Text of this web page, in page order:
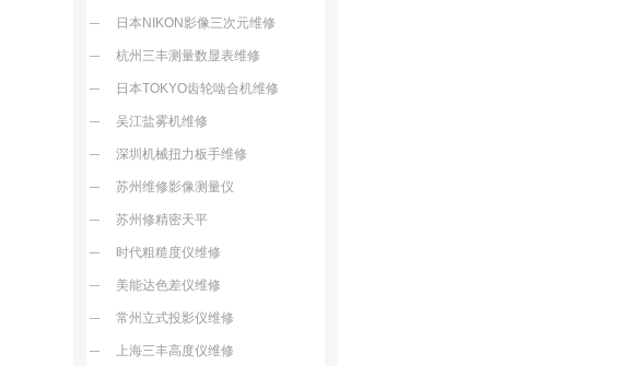
日本NIKON影像三次元维修
杭州三丰测量数显表维修
日本TOKYO齿轮啮合机维修
吴江盐雾机维修
深圳机械扭力板手维修
苏州维修影像测量仪
苏州修精密天平
时代粗糙度仪维修
美能达色差仪维修
常州立式投影仪维修
上海三丰高度仪维修